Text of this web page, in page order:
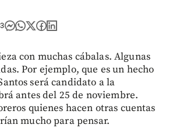
con muchas cábalas. Algunas
Por ejemplo, que es un hecho
será candidato a la
antes del 25 de noviembre.
quienes hacen otras cuentas
mucho para pensar.